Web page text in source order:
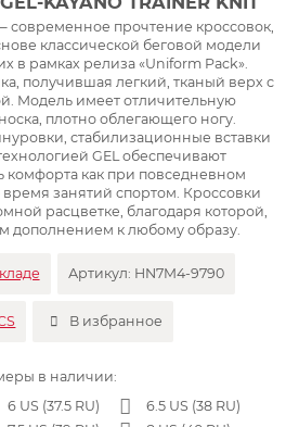
современное прочтение кроссовок,
классической беговой модели
в рамках релиза «Uniform Pack».
получившая легкий, тканый верх с
Модель имеет отличительную
плотно облегающего ногу.
стабилизационные вставки
GEL обеспечивают
комфорта как при повседневном
время занятий спортом. Кроссовки
расцветке, благодаря которой,
дополнением к любому образу.
Артикул: HN7M4-9790
В избранное
в наличии:
6 US (37.5 RU)
6.5 US (38 RU)